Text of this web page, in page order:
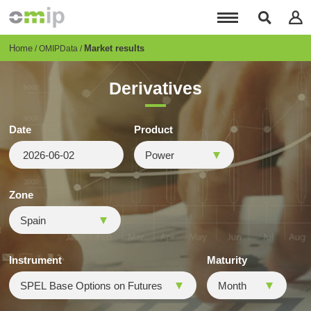
content
Breadcrumb
Home OMIPData Market results
Derivatives
Date Product
Zone
Instrument Maturity